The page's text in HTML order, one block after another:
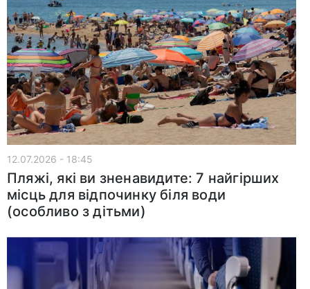
12.07.2026 - 18:45
Пляжі, які ви зненавидите: 7 найгірших
місць для відпочинку біля води
(особливо з дітьми)